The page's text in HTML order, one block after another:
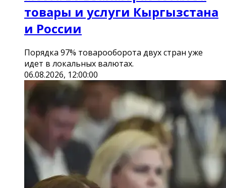
товары и услуги Кыргызстана
и России
Порядка 97% товарооборота двух стран уже
идет в локальных валютах.
06.08.2026, 12:00:00